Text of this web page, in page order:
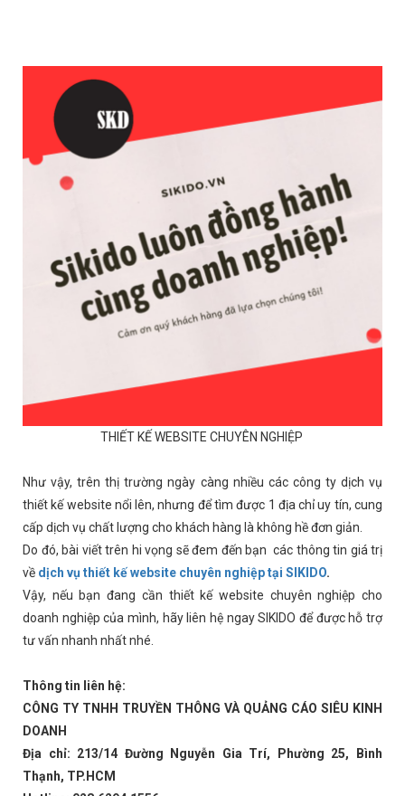
THIẾT KẾ WEBSITE CHUYÊN NGHIỆP
Như vậy, trên thị trường ngày càng nhiều các công ty dịch vụ
thiết kế website nổi lên, nhưng để tìm được 1 địa chỉ uy tín, cung
cấp dịch vụ chất lượng cho khách hàng là không hề đơn giản.
Do đó, bài viết trên hi vọng sẽ đem đến bạn các thông tin giá trị
về dịch vụ thiết kế website chuyên nghiệp tại SIKIDO.
Vậy, nếu bạn đang cần thiết kế website chuyên nghiệp cho
doanh nghiệp của mình, hãy liên hệ ngay SIKIDO để được hỗ trợ
tư vấn nhanh nhất nhé.
Thông tin liên hệ:
CÔNG TY TNHH TRUYỀN THÔNG VÀ QUẢNG CÁO SIÊU KINH
DOANH
Địa chỉ: 213/14 Đường Nguyễn Gia Trí, Phường 25, Bình
Thạnh, TP.HCM